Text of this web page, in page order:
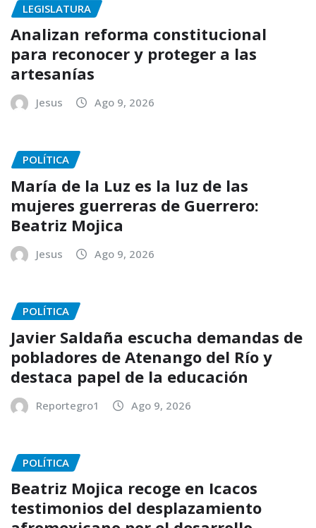
LEGISLATURA
Analizan reforma constitucional
para reconocer y proteger a las
artesanías
Jesus Ago 9, 2026
POLÍTICA
María de la Luz es la luz de las
mujeres guerreras de Guerrero:
Beatriz Mojica
Jesus Ago 9, 2026
POLÍTICA
Javier Saldaña escucha demandas de
pobladores de Atenango del Río y
destaca papel de la educación
Reportegro1 Ago 9, 2026
POLÍTICA
Beatriz Mojica recoge en Icacos
testimonios del desplazamiento